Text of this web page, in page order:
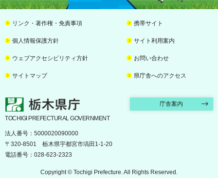
リンク・著作権・免責事項 携帯サイト
個人情報保護方針 サイト利用案内
ウェブアクセシビリティ方針 お問い合わせ
サイトマップ 県庁舎へのアクセス
栃木県庁 庁舎案内
TOCHIGI PREFECTURAL GOVERNMENT
法人番号：5000020090000
〒320-8501 栃木県宇都宮市塙田1-1-20
電話番号：028-623-2323
Copyright © Tochigi Prefecture. All Rights Reserved.